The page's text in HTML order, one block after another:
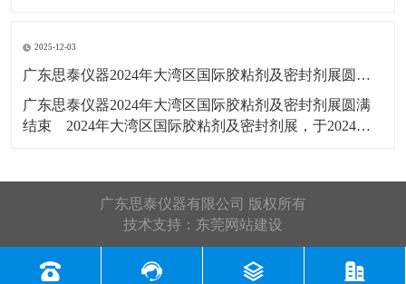
2025-12-03
​广东思泰仪器2024年大湾区国际胶粘剂及密封剂展圆满结束​
​广东思泰仪器2024年大湾区国际胶粘剂及密封剂展圆满
结束​ 2024年大湾区国际胶粘剂及密封剂展，于2024年5
广东思泰仪器有限公司 版权所有
技术支持： 东莞网站建设